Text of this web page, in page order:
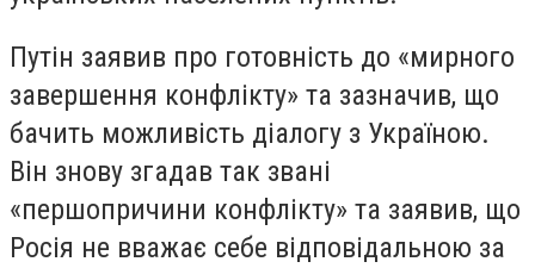
Путін заявив про готовність до «мирного
завершення конфлікту» та зазначив, що
бачить можливість діалогу з Україною.
Він знову згадав так звані
«першопричини конфлікту» та заявив, що
Росія не вважає себе відповідальною за